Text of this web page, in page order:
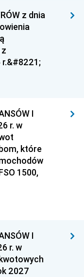
z dnia
r.&#8221;
I
r. w
które
1500,
I
r. w
2027